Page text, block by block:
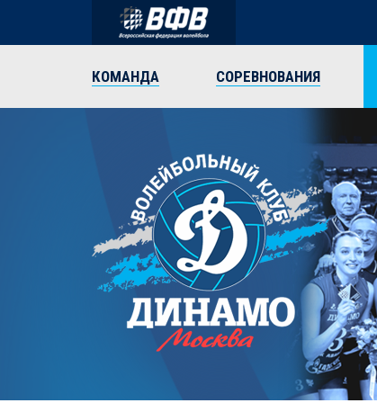
КОМАНДА СОРЕВНОВАНИЯ